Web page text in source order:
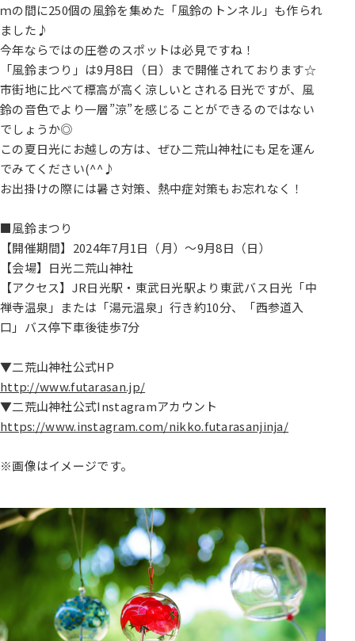
ｍの間に250個の風鈴を集めた「風鈴のトンネル」も作られ
ました♪
今年ならではの圧巻のスポットは必見ですね！
「風鈴まつり」は9月8日（日）まで開催されております☆
市街地に比べて標高が高く涼しいとされる日光ですが、風
鈴の音色でより一層”涼”を感じることができるのではない
でしょうか◎
この夏日光にお越しの方は、ぜひ二荒山神社にも足を運ん
でみてください(^^♪
お出掛けの際には暑さ対策、熱中症対策もお忘れなく！
■風鈴まつり
【開催期間】2024年7月1日（月）～9月8日（日）
【会場】日光二荒山神社
【アクセス】JR日光駅・東武日光駅より東武バス日光「中
禅寺温泉」または「湯元温泉」行き約10分、「西参道入
口」バス停下車後徒歩7分
▼二荒山神社公式HP
http://www.futarasan.jp/
▼二荒山神社公式Instagramアカウント
https://www.instagram.com/nikko.futarasanjinja/
※画像はイメージです。